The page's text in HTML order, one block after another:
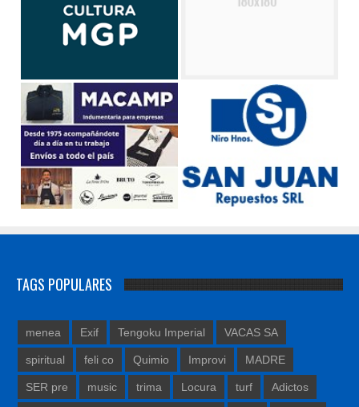
TAGS POPULARES
menea Exif Tengoku Imperial VACAS SA
spiritual feli co Quimio Improvi MADRE
SER pre music trima Locura turf Adictos